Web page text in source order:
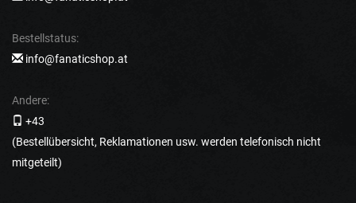
Bestellstatus:
info@fanaticshop.at
Andere:
+43
(Bestellübersicht, Reklamationen usw. werden telefonisch nicht
mitgeteilt)